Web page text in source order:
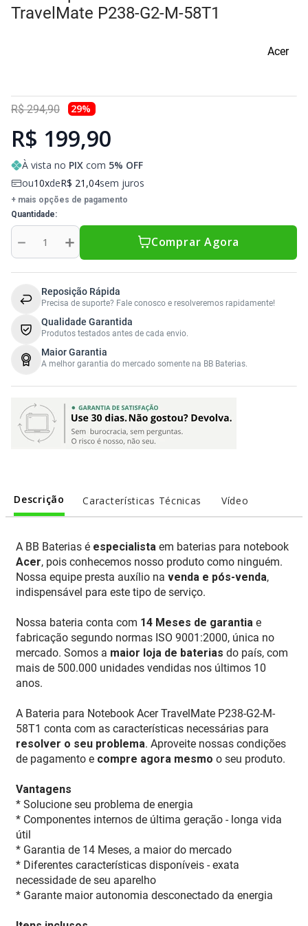
Sony Vaio
Sony Vaio
Caddy para SSD
TravelMate P238-G2-M-58T1
Acer
R$ 294,90 29%
R$ 199,90
À vista no PIX com 5% OFF
ou10 deR$ 21 ,04sem juros
+ mais opções de pagamento
Quantidade
＋
－ Comprar Agora
Reposição Rápida
Precisa de suporte? Fale conosco e resolveremos rapidamente!
Qualidade Garantida
Produtos testados antes de cada envio.
Maior Garantia
A melhor garantia do mercado somente na BB Baterias.
Descrição Características Técnicas Vídeo
A BB Baterias é especialista em baterias para notebook
Acer, pois conhecemos nosso produto como ninguém.
Nossa equipe presta auxílio na venda e pós-venda,
indispensável para este tipo de serviço.
Nossa bateria conta com 14 Meses de garantia e
fabricação segundo normas ISO 9001:2000, única no
mercado. Somos a maior loja de baterias do país, com
mais de 500.000 unidades vendidas nos últimos 10
anos.
A Bateria para Notebook Acer TravelMate P238-G2-M-
58T1 conta com as características necessárias para
resolver o seu problema. Aproveite nossas condições
de pagamento e compre agora mesmo o seu produto.
Vantagens
* Solucione seu problema de energia
* Componentes internos de última geração - longa vida
útil
* Garantia de 14 Meses, a maior do mercado
* Diferentes características disponíveis - exata
necessidade de seu aparelho
* Garante maior autonomia desconectado da energia